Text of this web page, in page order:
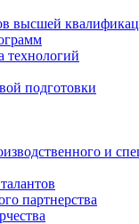
высшей
технологий
подготовки
и
партнерства